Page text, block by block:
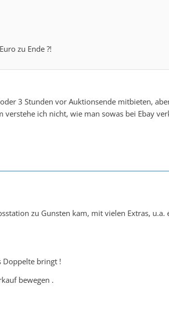
zu Ende ?!
3 Stunden vor Auktionsende mitbieten,
verstehe ich nicht, wie man sowas bei Ebay
zu Gunsten kam, mit vielen Extras,
Doppelte bringt !
bewegen .